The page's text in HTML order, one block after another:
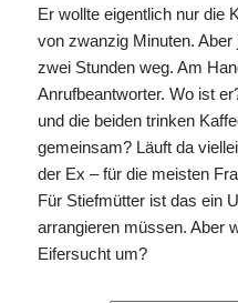
Er wollte eigentlich nur die
von zwanzig Minuten.
zwei Stunden weg. Am
Anrufbeantworter. Wo ist
und die beiden trinken
gemeinsam? Läuft da
der Ex – für die meisten
Für Stiefmütter ist das ein
arrangieren müssen. Aber
Eifersucht um?